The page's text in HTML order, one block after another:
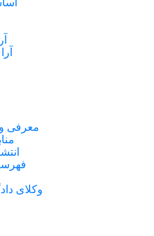
معرفی
وکلای